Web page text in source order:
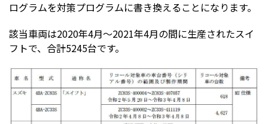
ログラムを対策プログラムに書き換えることになります。
該当車両は2020年4月～2021年4月の間に生産されたスイ
フトで、合計5245台です。